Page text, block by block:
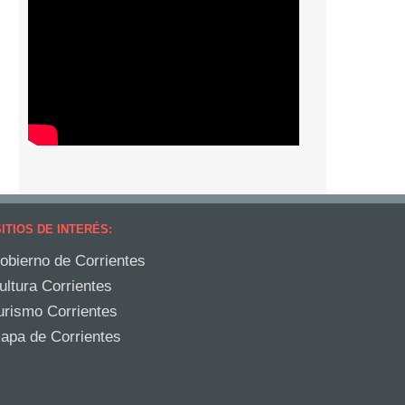
DE INTERÉS:
de Corrientes
Corrientes
Corrientes
de Corrientes